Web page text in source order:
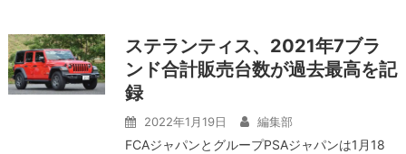
ステランティス、2021年7ブラ
ンド合計販売台数が過去最高を記
録
2022年1月19日 編集部
FCAジャパンとグループPSAジャパンは1月18